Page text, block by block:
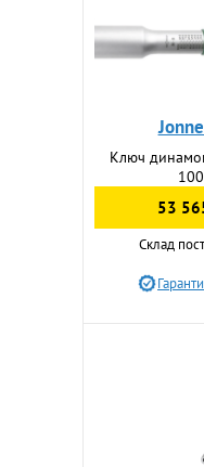
Ключ
53
Склад